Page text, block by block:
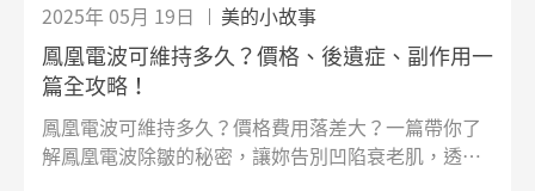
2025年 05月 19日 美的小故事
鳳凰電波可維持多久？價格、後遺症、副作用一
篇全攻略！
鳳凰電波可維持多久？價格費用落差大？一篇帶你了
解鳳凰電波除皺的秘密，讓妳告別凹陷衰老肌，透過